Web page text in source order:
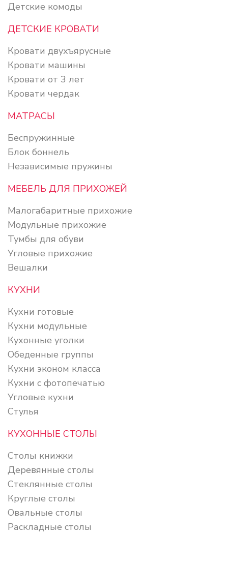
Детские комоды
ДЕТСКИЕ КРОВАТИ
Кровати двухъярусные
Кровати машины
Кровати от 3 лет
Кровати чердак
МАТРАСЫ
Беспружинные
Блок боннель
Независимые пружины
МЕБЕЛЬ ДЛЯ ПРИХОЖЕЙ
Малогабаритные прихожие
Модульные прихожие
Тумбы для обуви
Угловые прихожие
Вешалки
КУХНИ
Кухни готовые
Кухни модульные
Кухонные уголки
Обеденные группы
Кухни эконом класса
Кухни с фотопечатью
Угловые кухни
Стулья
КУХОННЫЕ СТОЛЫ
Столы книжки
Деревянные столы
Стеклянные столы
Круглые столы
Овальные столы
Раскладные столы